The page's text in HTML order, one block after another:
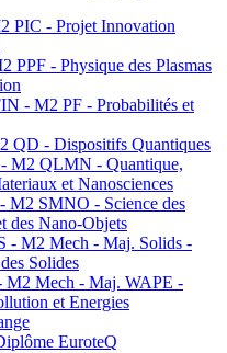
PIC - Projet Innovation
PPF - Physique des Plasmas
- M2 PF - Probabilités et
QD - Dispositifs Quantiques
M2 QLMN - Quantique,
et Nanosciences
M2 SMNO - Science des
des Nano-Objets
- M2 Mech - Maj. Solids -
Solides
M2 Mech - Maj. WAPE -
et Energies
EuroteQ